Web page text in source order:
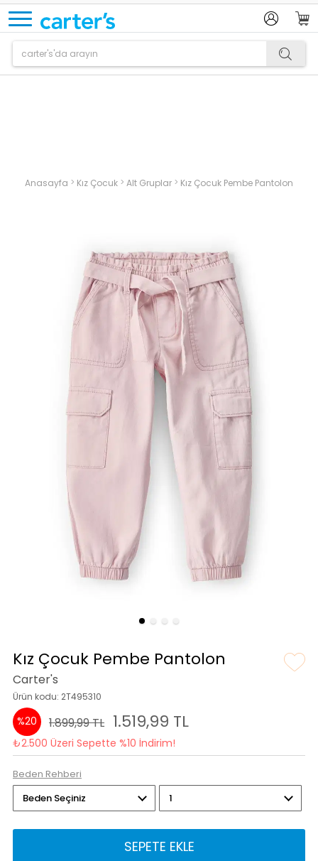
Anasayfa > Kız Çocuk > Alt Gruplar > Kız Çocuk Pembe Pantolon
Kız Çocuk Pembe Pantolon
Carter's
Ürün kodu: 2T495310
%20 1.899,99 TL 1.519,99 TL
₺2.500 Üzeri Sepette %10 İndirim!
Beden Rehberi
SEPETE EKLE
Ürün sepetinize eklenmiştir.